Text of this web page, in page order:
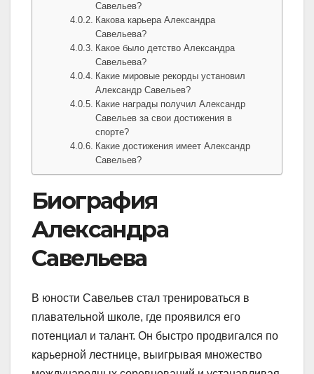
Савельев?
Какова карьера Александра
Савельева?
Какое было детство Александра
Савельева?
Какие мировые рекорды установил
Александр Савельев?
Какие награды получил Александр
Савельев за свои достижения в
спорте?
Какие достижения имеет Александр
Савельев?
Биография
Александра
Савельева
В юности Савельев стал тренироваться в
плавательной школе, где проявился его
потенциал и талант. Он быстро продвигался по
карьерной лестнице, выигрывая множество